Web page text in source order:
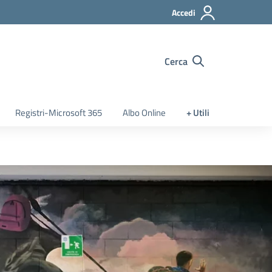
Accedi
Cerca
Registri-Microsoft 365 Albo Online + Utili